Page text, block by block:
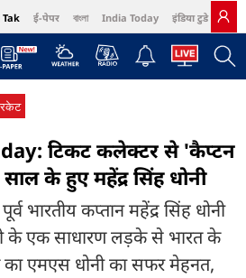
ई-पेपर বাংলা India Today इंडिया टुडे हिंदी
Harper's Bazaar Northeast
टिकट कलेक्टर से 'कैप्टन
के हुए महेंद्र सिंह धोनी
भारतीय कप्तान महेंद्र सिंह धोनी
के एक साधारण लड़के से भारत के
एमएस धोनी का सफर मेहनत,